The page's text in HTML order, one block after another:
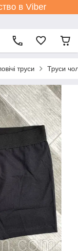
в Viber
труси Труси